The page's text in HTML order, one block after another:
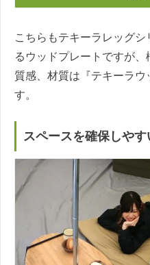
こちらもテキーラレッグ
るウッドプレートですが、
質感、材質は『テキーラ
す。
スペースを確保しや